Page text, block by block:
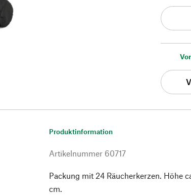
Produktinformation
Artikelnummer 60717
Packung mit 24 Räucherkerzen. Höhe
cm.